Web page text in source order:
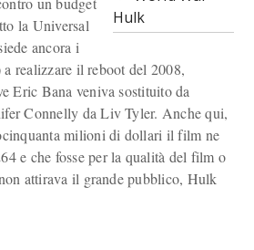
Hulk
la Universal
ancora i
realizzare il reboot del 2008,
Eric Bana veniva sostituito da
Connelly da Liv Tyler. Anche qui,
milioni di dollari il film ne
e che fosse per la qualità del film o
attirava il grande pubblico, Hulk